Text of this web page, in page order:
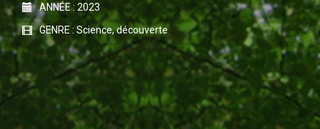
ANNÉE : 2023
GENRE : Science, découverte